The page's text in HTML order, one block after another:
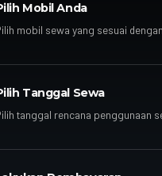
Mobil Anda
mobil sewa yang sesuai
Tanggal Sewa
tanggal rencana penggunaan